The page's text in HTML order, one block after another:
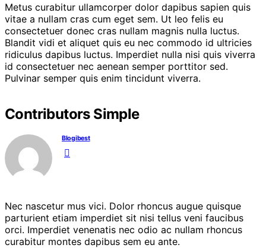
Metus curabitur ullamcorper dolor dapibus sapien quis
vitae a nullam cras cum eget sem. Ut leo felis eu
consectetuer donec cras nullam magnis nulla luctus.
Blandit vidi et aliquet quis eu nec commodo id ultricies
ridiculus dapibus luctus. Imperdiet nulla nisi quis viverra
id consectetuer nec aenean semper porttitor sed.
Pulvinar semper quis enim tincidunt viverra.
Contributors Simple
Blogibest
Nec nascetur mus vici. Dolor rhoncus augue quisque
parturient etiam imperdiet sit nisi tellus veni faucibus
orci. Imperdiet venenatis nec odio ac nullam rhoncus
curabitur montes dapibus sem eu ante.